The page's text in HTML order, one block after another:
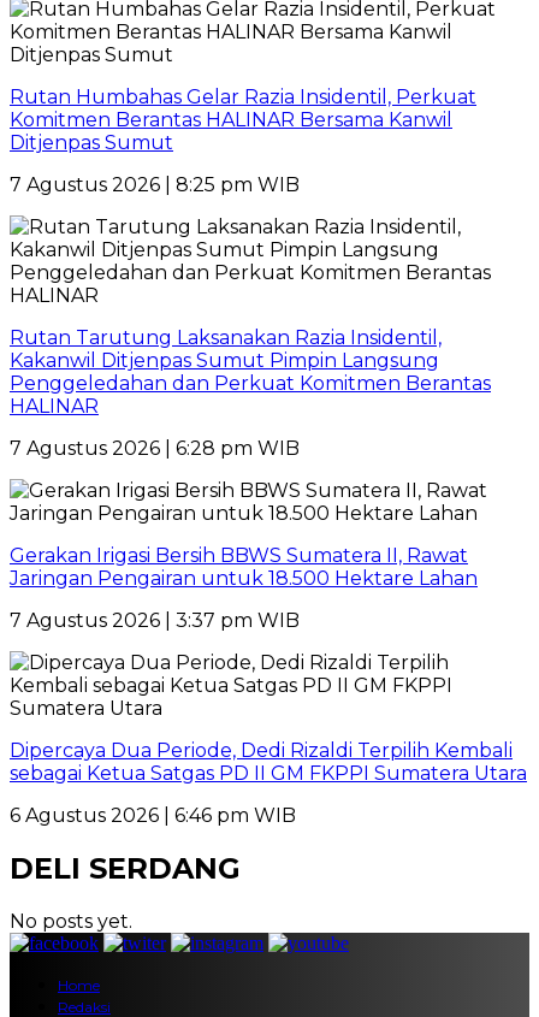
Rutan Humbahas Gelar Razia Insidentil, Perkuat
Komitmen Berantas HALINAR Bersama Kanwil
Ditjenpas Sumut
7 Agustus 2026 | 8:25 pm WIB
Rutan Tarutung Laksanakan Razia Insidentil,
Kakanwil Ditjenpas Sumut Pimpin Langsung
Penggeledahan dan Perkuat Komitmen Berantas
HALINAR
7 Agustus 2026 | 6:28 pm WIB
Gerakan Irigasi Bersih BBWS Sumatera II, Rawat
Jaringan Pengairan untuk 18.500 Hektare Lahan
7 Agustus 2026 | 3:37 pm WIB
Dipercaya Dua Periode, Dedi Rizaldi Terpilih Kembali
sebagai Ketua Satgas PD II GM FKPPI Sumatera Utara
6 Agustus 2026 | 6:46 pm WIB
DELI SERDANG
No posts yet.
Home
Redaksi